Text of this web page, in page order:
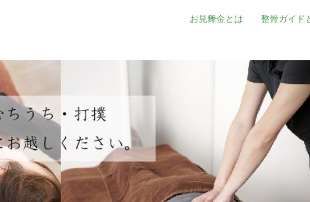
お見舞金とは 整骨ガイド